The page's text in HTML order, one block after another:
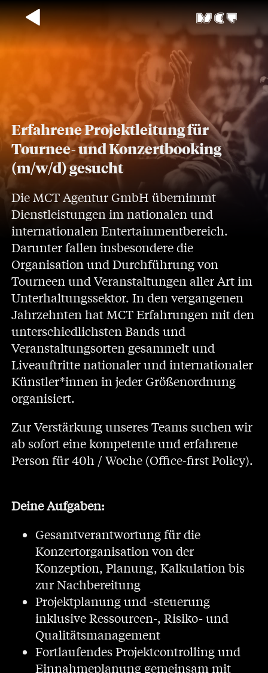
Erfahrene Projektleitung für
Tournee- und Konzertbooking
(m/w/d) gesucht
Die MCT Agentur GmbH übernimmt
Dienstleistungen im nationalen und
internationalen Entertainmentbereich.
Darunter fallen insbesondere die
Organisation und Durchführung von
Tourneen und Veranstaltungen aller Art im
Unterhaltungssektor. In den vergangenen
Jahrzehnten hat MCT Erfahrungen mit den
unterschiedlichsten Bands und
Veranstaltungsorten gesammelt und
Liveauftritte nationaler und internationaler
Künstler*innen in jeder Größenordnung
organisiert.
Zur Verstärkung unseres Teams suchen wir
ab sofort eine kompetente und erfahrene
Person für 40h / Woche (Office-first Policy).
Deine Aufgaben:
Gesamtverantwortung für die
Konzertorganisation von der
Konzeption, Planung, Kalkulation bis
zur Nachbereitung
Projektplanung und -steuerung
inklusive Ressourcen-, Risiko- und
Qualitätsmanagement
Fortlaufendes Projektcontrolling und
Einnahmeplanung gemeinsam mit